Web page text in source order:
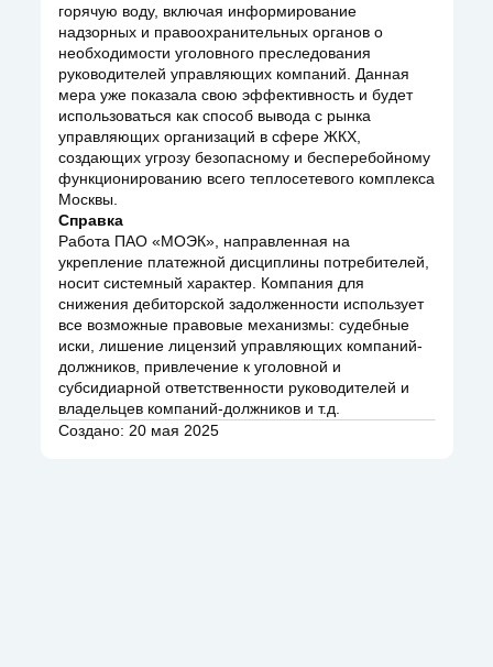
горячую воду, включая информирование
надзорных и правоохранительных органов о
необходимости уголовного преследования
руководителей управляющих компаний. Данная
мера уже показала свою эффективность и будет
использоваться как способ вывода с рынка
управляющих организаций в сфере ЖКХ,
создающих угрозу безопасному и бесперебойному
функционированию всего теплосетевого комплекса
Москвы.
Справка
Работа ПАО «МОЭК», направленная на
укрепление платежной дисциплины потребителей,
носит системный характер. Компания для
снижения дебиторской задолженности использует
все возможные правовые механизмы: судебные
иски, лишение лицензий управляющих компаний-
должников, привлечение к уголовной и
субсидиарной ответственности руководителей и
владельцев компаний-должников и т.д.
Создано: 20 мая 2025